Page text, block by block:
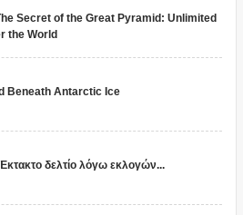
Secret of the Great Pyramid: Unlimited
the World
Beneath Antarctic Ice
δελτίο λόγω εκλογών...